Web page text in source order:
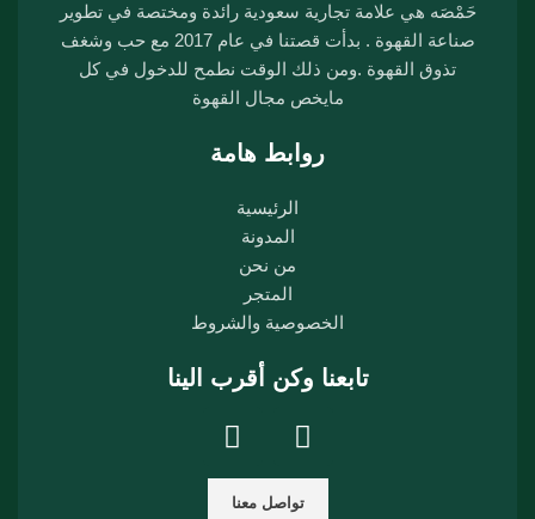
حَمْصَه هي علامة تجارية سعودية رائدة ومختصة في تطوير
صناعة القهوة . بدأت قصتنا في عام 2017 مع حب وشغف
تذوق القهوة .ومن ذلك الوقت نطمح للدخول في كل
مايخص مجال القهوة
روابط هامة
الرئيسية
المدونة
من نحن
المتجر
الخصوصية والشروط
تابعنا وكن أقرب الينا
تواصل معنا